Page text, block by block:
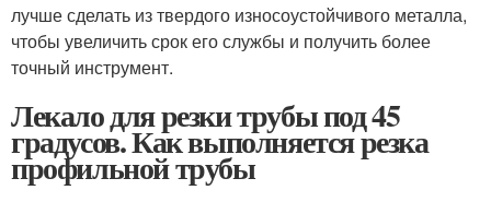
лучше сделать из твердого износоустойчивого металла,
чтобы увеличить срок его службы и получить более
точный инструмент.
Лекало для резки трубы под 45
градусов. Как выполняется резка
профильной трубы